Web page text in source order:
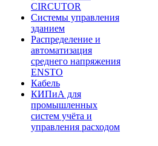
CIRCUTOR
Системы управления
зданием
Распределение и
автоматизация
среднего напряжения
ENSTO
Кабель
КИПиА для
промышленных
систем учёта и
управления расходом